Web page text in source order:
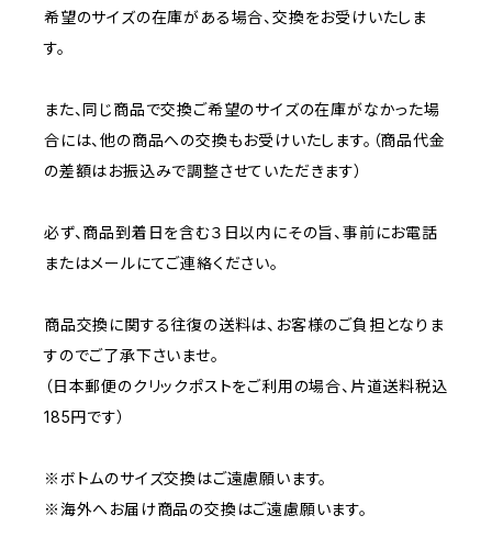
希望のサイズの在庫がある場合、交換をお受けいたしま
す。
また、同じ商品で交換ご希望のサイズの在庫がなかった場
合には、他の商品への交換もお受けいたします。（商品代金
の差額はお振込みで調整させていただきます）
必ず、商品到着日を含む３日以内にその旨、事前にお電話
またはメールにてご連絡ください。
商品交換に関する往復の送料は、お客様のご負担となりま
すのでご了承下さいませ。
（日本郵便のクリックポストをご利用の場合、片道送料税込
185円です）
※ボトムのサイズ交換はご遠慮願います。
※海外へお届け商品の交換はご遠慮願います。